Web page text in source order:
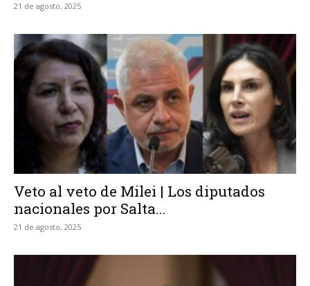
21 de agosto, 2025
Veto al veto de Milei | Los diputados
nacionales por Salta...
21 de agosto, 2025